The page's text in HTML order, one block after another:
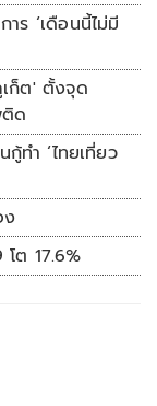
ร ‘เดือนนี้ไม่มี
ก็ต' ตั้งจุด
ด
กู้ทำ ‘ไทยเที่ยว
ต 17.6%